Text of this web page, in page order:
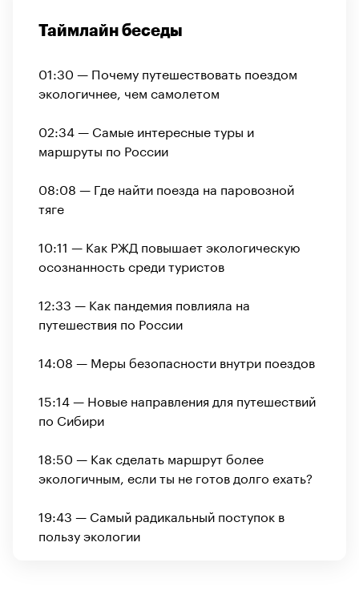
Таймлайн беседы
01:30 — Почему путешествовать поездом
экологичнее, чем самолетом
02:34 — Самые интересные туры и
маршруты по России
08:08 — Где найти поезда на паровозной
тяге
10:11 — Как РЖД повышает экологическую
осознанность среди туристов
12:33 — Как пандемия повлияла на
путешествия по России
14:08 — Меры безопасности внутри поездов
15:14 — Новые направления для путешествий
по Сибири
18:50 — Как сделать маршрут более
экологичным, если ты не готов долго ехать?
19:43 — Самый радикальный поступок в
пользу экологии